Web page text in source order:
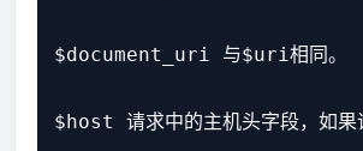
$document_uri 与$uri相同。
$host 请求中的主机头字段，如果